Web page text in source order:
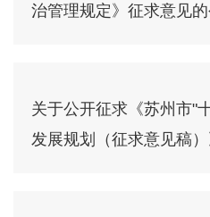
治管理规定》征求意见
关于公开征求《苏州市"
发展规划（征求意见稿